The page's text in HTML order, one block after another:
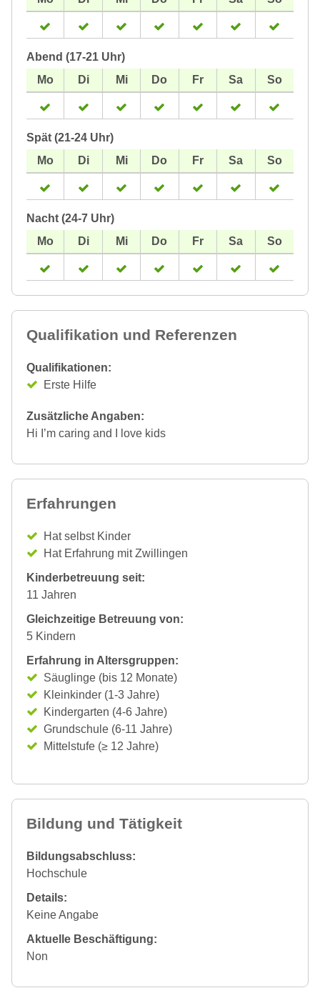
Abend (17-21 Uhr)
Spät (21-24 Uhr)
Nacht (24-7 Uhr)
Qualifikation und Referenzen
Qualifikationen:
Erste Hilfe
Zusätzliche Angaben:
Hi I’m caring and I love kids
Erfahrungen
Hat selbst Kinder
Hat Erfahrung mit Zwillingen
Kinderbetreuung seit:
11 Jahren
Gleichzeitige Betreuung von:
5 Kindern
Erfahrung in Altersgruppen:
Säuglinge (bis 12 Monate)
Kleinkinder (1-3 Jahre)
Kindergarten (4-6 Jahre)
Grundschule (6-11 Jahre)
Mittelstufe (≥ 12 Jahre)
Bildung und Tätigkeit
Bildungsabschluss:
Hochschule
Details:
Keine Angabe
Aktuelle Beschäftigung:
Non